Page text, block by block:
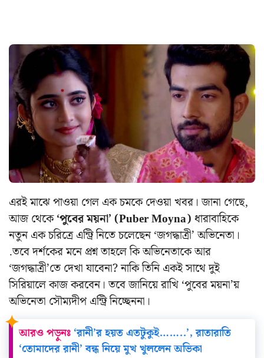
এরই মাঝে পাওয়া গেল এক চমকে দেওয়া খবর। জানা গেছে,
আজ থেকে‘পুবের ময়না’ (Puber Moyna)ধারাবাহিকে
নতুন এক চরিত্রে এন্ট্রি নিতে চলেছেন ‘জগদ্ধাত্রী’ অভিনেতা।
.তবে দর্শকের মনে প্রশ্ন তাহলে কি অভিনেতাকে আর
‘জগদ্ধাত্রী’তে দেখা যাবেনা? নাকি তিনি একই সাথে দুই
সিরিয়ালে কাজ করবেন। তবে জানিয়ে রাখি ‘পুবের ময়না’য়
অভিনেতা সৌম্যদীপ এন্ট্রি নিচ্ছেননা।
আরও পড়ুনঃ ‘রানী’র হয়ত এতটুকুই……..’, রাতারাতি
‘তোমাদের রানী’ বন্ধ নিয়ে মুখ খুললেন অভিকা